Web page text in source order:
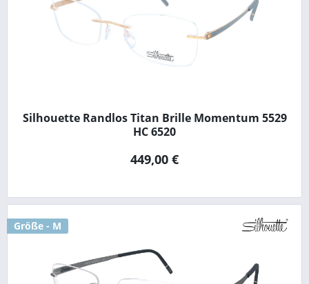
Silhouette Randlos Titan Brille Momentum 5529
HC 6520
449,00 €
Größe - M